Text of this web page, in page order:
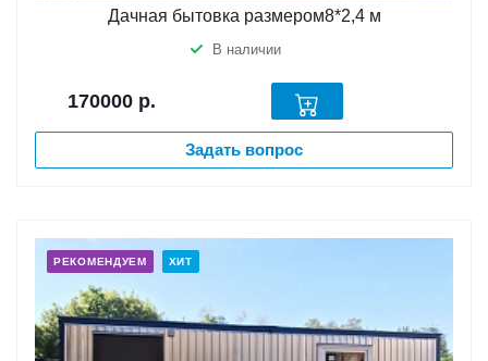
Дачная бытовка размером8*2,4 м
В наличии
170000 р.
Задать вопрос
РЕКОМЕНДУЕМ ХИТ